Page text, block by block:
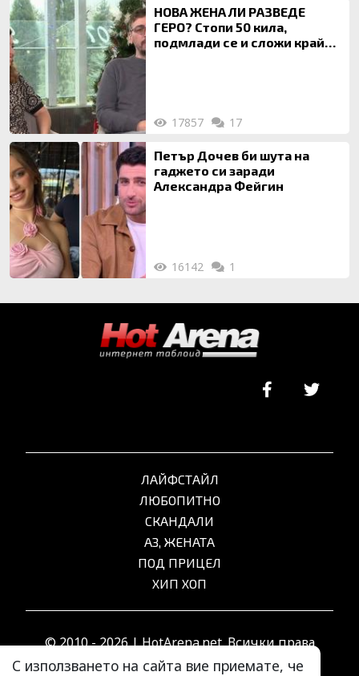
НОВА ЖЕНА ЛИ РАЗВЕДЕ
ГЕРО? Стопи 50 кила,
подмлади се и сложи край
17857 17
Петър Дочев би шута на
гаджето си заради
Александра Фейгин
16142 1
С използването на сайта вие приемате, че
ЛАЙФСТАЙЛ
ЛЮБОПИТНО
СКАНДАЛИ
АЗ, ЖЕНАТА
ПОД ПРИЦЕЛ
ХИП ХОП
© 2010 - 2026 | HotArena.net. Всички права
запазени.